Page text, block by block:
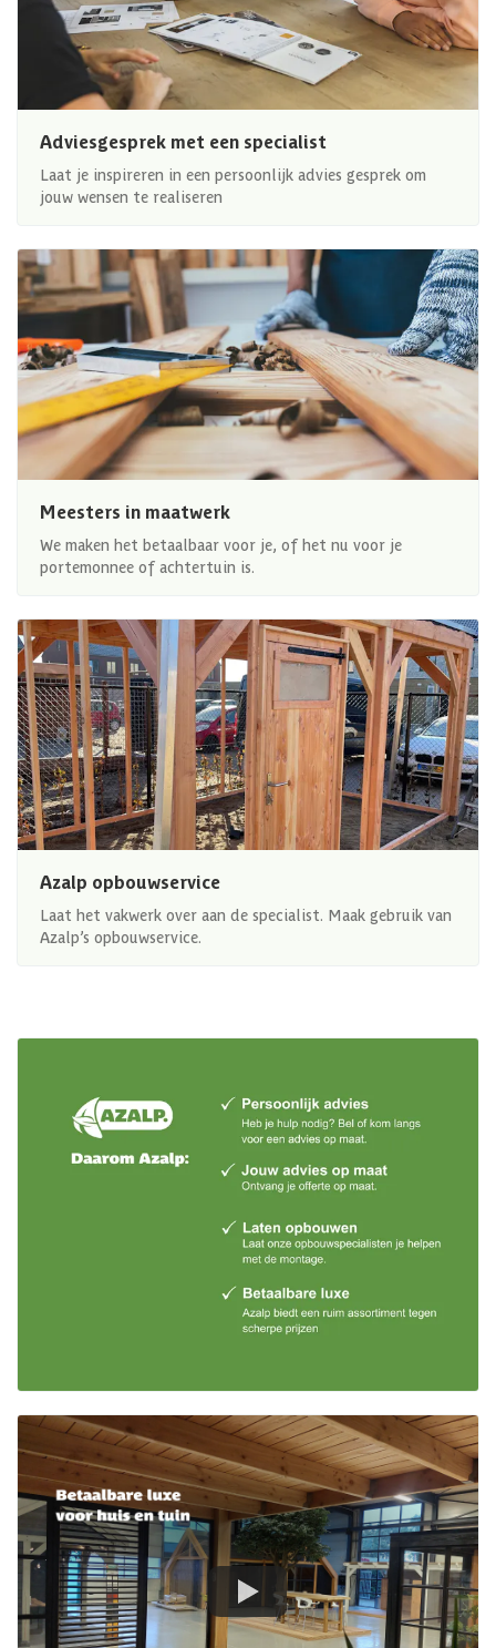
Adviesgesprek met een specialist
Laat je inspireren in een persoonlijk advies gesprek om
jouw wensen te realiseren
Meesters in maatwerk
We maken het betaalbaar voor je, of het nu voor je
portemonnee of achtertuin is.
Azalp opbouwservice
Laat het vakwerk over aan de specialist. Maak gebruik van
Azalp’s opbouwservice.